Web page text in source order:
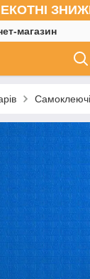
магазин
Самоклеючі